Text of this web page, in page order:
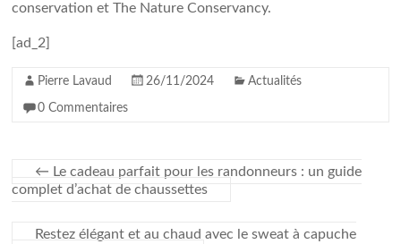
conservation et The Nature Conservancy.
[ad_2]
Pierre Lavaud 26/11/2024 Actualités
0 Commentaires
← Le cadeau parfait pour les randonneurs : un guide
complet d’achat de chaussettes
Restez élégant et au chaud avec le sweat à capuche